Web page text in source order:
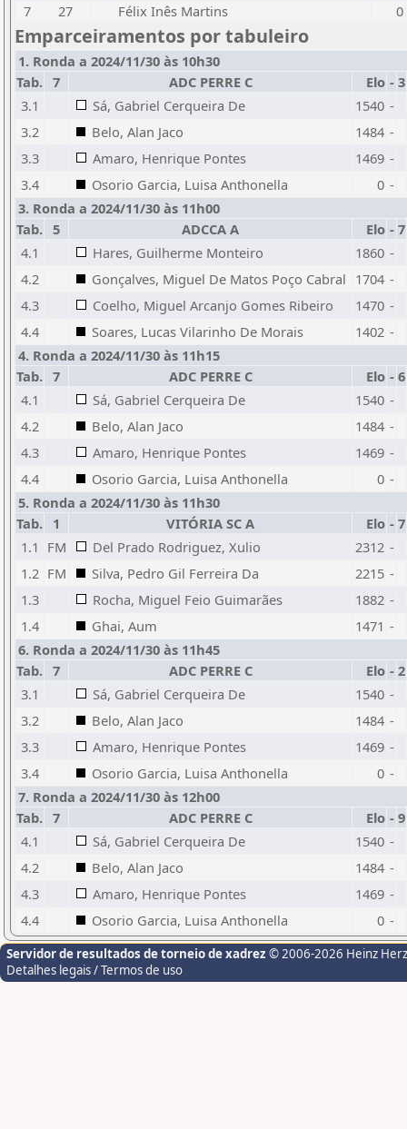
7
27 Félix Inês Martins 0
Emparceiramentos por tabuleiro
1. Ronda a 2024/11/30 às 10h30
Tab. 7 ADC PERRE C Elo - 3
3.1
Sá, Gabriel Cerqueira De 1540 -
3.2
Belo, Alan Jaco 1484 -
3.3
Amaro, Henrique Pontes 1469 -
3.4
Osorio Garcia, Luisa Anthonella 0 -
3. Ronda a 2024/11/30 às 11h00
Tab. 5 ADCCA A Elo - 7
4.1
Hares, Guilherme Monteiro 1860 -
4.2
Gonçalves, Miguel De Matos Poço Cabral 1704 -
4.3
Coelho, Miguel Arcanjo Gomes Ribeiro 1470 -
4.4
Soares, Lucas Vilarinho De Morais 1402 -
4. Ronda a 2024/11/30 às 11h15
Tab. 7 ADC PERRE C Elo - 6
4.1
Sá, Gabriel Cerqueira De 1540 -
4.2
Belo, Alan Jaco 1484 -
4.3
Amaro, Henrique Pontes 1469 -
4.4
Osorio Garcia, Luisa Anthonella 0 -
5. Ronda a 2024/11/30 às 11h30
Tab. 1 VITÓRIA SC A Elo - 7
1.1 FM Del Prado Rodriguez, Xulio 2312 -
1.2 FM Silva, Pedro Gil Ferreira Da 2215 -
1.3
Rocha, Miguel Feio Guimarães 1882 -
1.4
Ghai, Aum 1471 -
6. Ronda a 2024/11/30 às 11h45
Tab. 7 ADC PERRE C Elo - 2
3.1
Sá, Gabriel Cerqueira De 1540 -
3.2
Belo, Alan Jaco 1484 -
3.3
Amaro, Henrique Pontes 1469 -
3.4
Osorio Garcia, Luisa Anthonella 0 -
7. Ronda a 2024/11/30 às 12h00
Tab. 7 ADC PERRE C Elo - 9
4.1
Sá, Gabriel Cerqueira De 1540 -
4.2
Belo, Alan Jaco 1484 -
4.3
Amaro, Henrique Pontes 1469 -
4.4
Osorio Garcia, Luisa Anthonella 0 -
Servidor de resultados de torneio de xadrez © 2006-2026 Heinz
Detalhes legais / Termos de uso